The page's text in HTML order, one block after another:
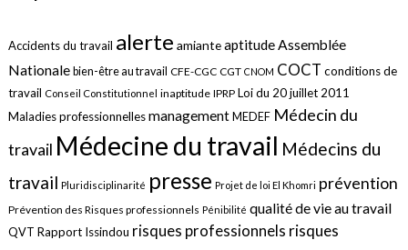
Accidents du travail alerte amianteaptitudeAssemblée
Nationale bien-être au travail CFE-CGC CGT CNOM COCT conditions de
travail Conseil Constitutionnel inaptitude IPRP Loi du 20 juillet 2011
Maladies professionnellesmanagement MEDEF Médecin du
travail Médecine du travail Médecins du
travail Pluridisciplinarité presse Projet de loi El Khomri prévention
Prévention des Risques professionnels Pénibilité qualité de vie au travail
QVT Rapport Issindou risques professionnels risques